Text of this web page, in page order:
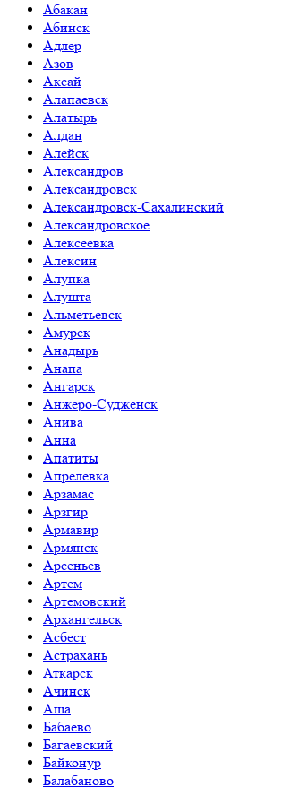
Абакан
Абинск
Адлер
Азов
Аксай
Алапаевск
Алатырь
Алдан
Алейск
Александров
Александровск
Александровск-Сахалинский
Александровское
Алексеевка
Алексин
Алупка
Алушта
Альметьевск
Амурск
Анадырь
Анапа
Ангарск
Анжеро-Судженск
Анива
Анна
Апатиты
Апрелевка
Арзамас
Арзгир
Армавир
Армянск
Арсеньев
Артем
Артемовский
Архангельск
Асбест
Астрахань
Аткарск
Ачинск
Аша
Бабаево
Багаевский
Байконур
Балабаново